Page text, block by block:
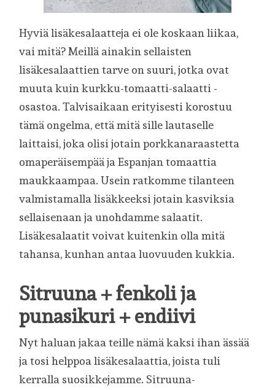
Hyviä lisäkesalaatteja ei ole koskaan liikaa,
vai mitä? Meillä ainakin sellaisten
lisäkesalaattien tarve on suuri, jotka ovat
muuta kuin kurkku-tomaatti-salaatti -
osastoa. Talvisaikaan erityisesti korostuu
tämä ongelma, että mitä sille lautaselle
laittaisi, joka olisi jotain porkkanaraastetta
omaperäisempää ja Espanjan tomaattia
maukkaampaa. Usein ratkomme tilanteen
valmistamalla lisäkkeeksi jotain kasviksia
sellaisenaan ja unohdamme salaatit.
Lisäkesalaatit voivat kuitenkin olla mitä
tahansa, kunhan antaa luovuuden kukkia.
Sitruuna + fenkoli ja
punasikuri + endiivi
Nyt haluan jakaa teille nämä kaksi ihan ässää
ja tosi helppoa lisäkesalaattia, joista tuli
kerralla suosikkejamme. Sitruuna-